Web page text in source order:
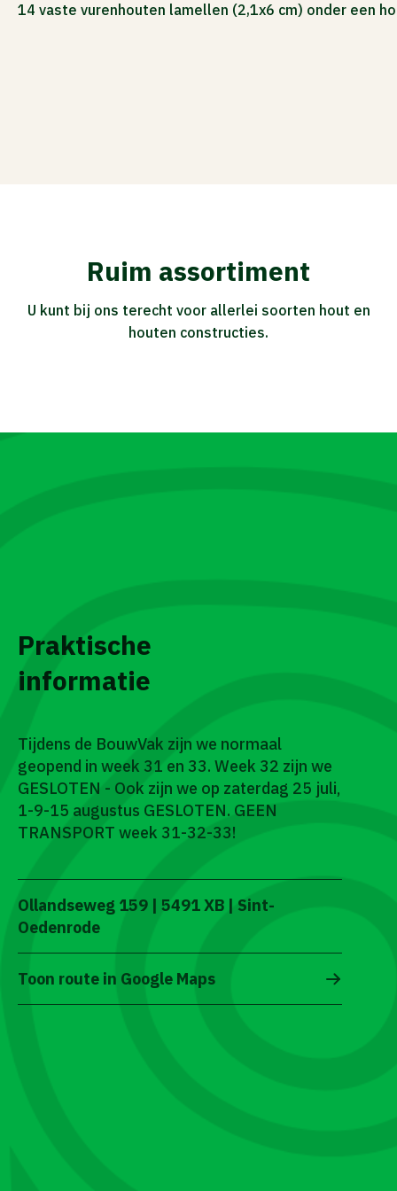
ACTIES
14 vaste vurenhouten lamellen (2,1x6 cm) onder een
Ruim assortiment
U kunt bij ons terecht voor allerlei soorten hout en
houten constructies.
Praktische
informatie
Tijdens de BouwVak zijn we normaal
geopend in week 31 en 33. Week 32 zijn we
GESLOTEN - Ook zijn we op zaterdag 25 juli,
1-9-15 augustus GESLOTEN. GEEN
TRANSPORT week 31-32-33!
Ollandseweg 159 | 5491 XB | Sint-
Oedenrode
Toon route in Google Maps